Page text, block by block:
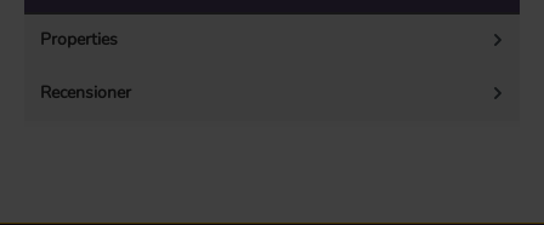
Properties
Recensioner